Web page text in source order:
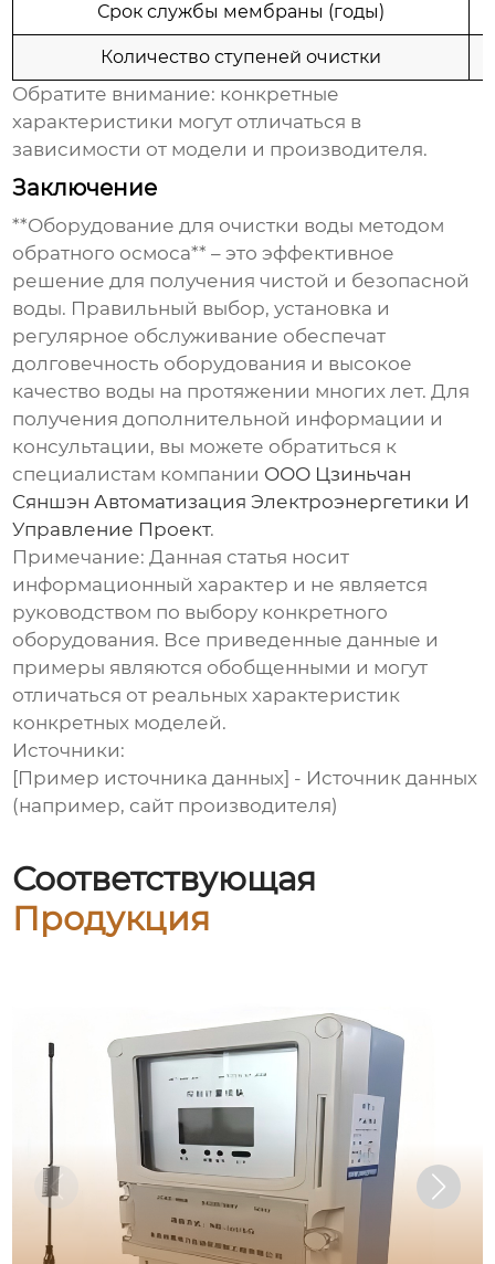
Срок службы мембраны (годы)
Количество ступеней очистки
Обратите внимание: конкретные
характеристики могут отличаться в
зависимости от модели и производителя.
Заключение
**Оборудование для очистки воды методом
обратного осмоса** – это эффективное
решение для получения чистой и безопасной
воды. Правильный выбор, установка и
регулярное обслуживание обеспечат
долговечность оборудования и высокое
качество воды на протяжении многих лет. Для
получения дополнительной информации и
консультации, вы можете обратиться к
специалистам компании ООО Цзиньчан
Сяншэн Автоматизация Электроэнергетики И
Управление Проект.
Примечание: Данная статья носит
информационный характер и не является
руководством по выбору конкретного
оборудования. Все приведенные данные и
примеры являются обобщенными и могут
отличаться от реальных характеристик
конкретных моделей.
Источники:
[Пример источника данных] - Источник данных
(например, сайт производителя)
Соответствующая
Продукция